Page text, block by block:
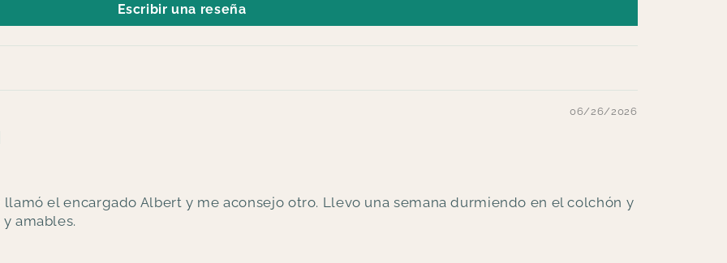
Escribir una reseña
06/26/2026
el encargado Albert y me aconsejo otro. Llevo una semana durmiendo en el colchón y
amables.